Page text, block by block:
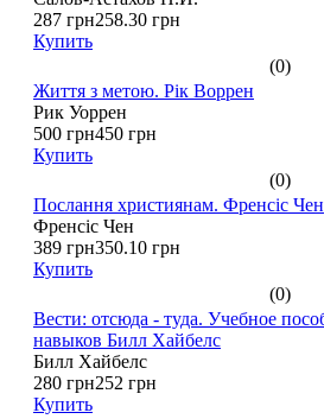
287 грн258.30 грн
Купить
(0)
Життя з метою. Рік Воррен
Рик Уоррен
500 грн450 грн
Купить
(0)
Послання християнам. Френсіс Чен
Френсіс Чен
389 грн350.10 грн
Купить
(0)
Вести: отсюда - туда. Учебное
навыков Билл Хайбелс
Билл Хайбелс
280 грн252 грн
Купить